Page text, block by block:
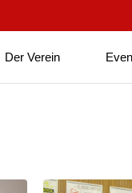
Der Verein